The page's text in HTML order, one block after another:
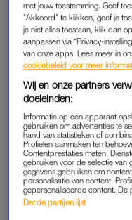
procent vorig jaar naar
De koning kreeg in
Ongeveer driekwart van
tijdens de coronacrisis
jaar met twee ton naar
samenleving tot
onderzoek. “Dit is een
die dichtbij ons burgers
Máxima’s
met jouw toestemming. Geef
"Akkoord" te klikken, geef je
je niet alles toestaan, klik dan
aanpassen via “Privacy-
van onze apps. Lees meer in
cookiebeleid voor meer
Wij en onze partners
doeleinden:
Informatie op een apparaat
gebruiken om advertenties te
hand van statistieken of
Profielen aanmaken ten
Contentprestaties meten.
gebruiken voor de selectie van
gegevens gebruiken om
personalisatie van content.
gepersonaliseerde content. De
Derde partijen lijst